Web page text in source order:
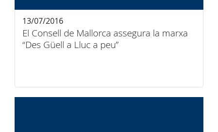
El Consell de Mallorca assegura la marxa
“Des Güell a Lluc a peu”
13/07/2016